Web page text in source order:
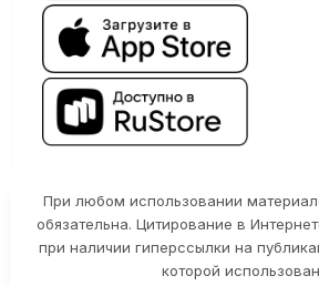
При любом использовании
обязательна. Цитирование в
при наличии гиперссылки на
которой